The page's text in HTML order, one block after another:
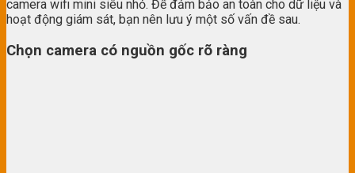
camera wifi mini siêu nhỏ. Để đảm bảo an toàn cho dữ liệu và
hoạt động giám sát, bạn nên lưu ý một số vấn đề sau.
Chọn camera có nguồn gốc rõ ràng